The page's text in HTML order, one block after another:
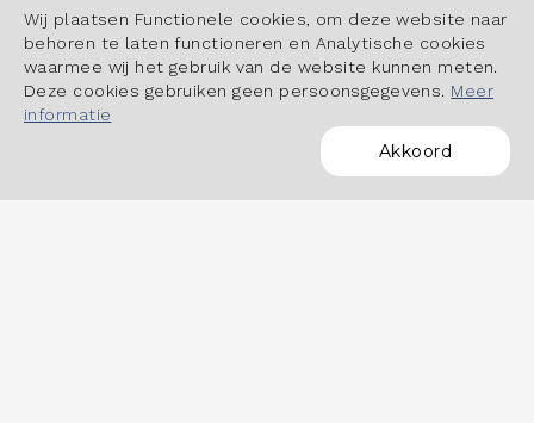
Wij plaatsen Functionele cookies, om deze website naar
behoren te laten functioneren en Analytische cookies
waarmee wij het gebruik van de website kunnen meten.
Deze cookies gebruiken geen persoonsgegevens. Meer
informatie
Akkoord
POWERED BY